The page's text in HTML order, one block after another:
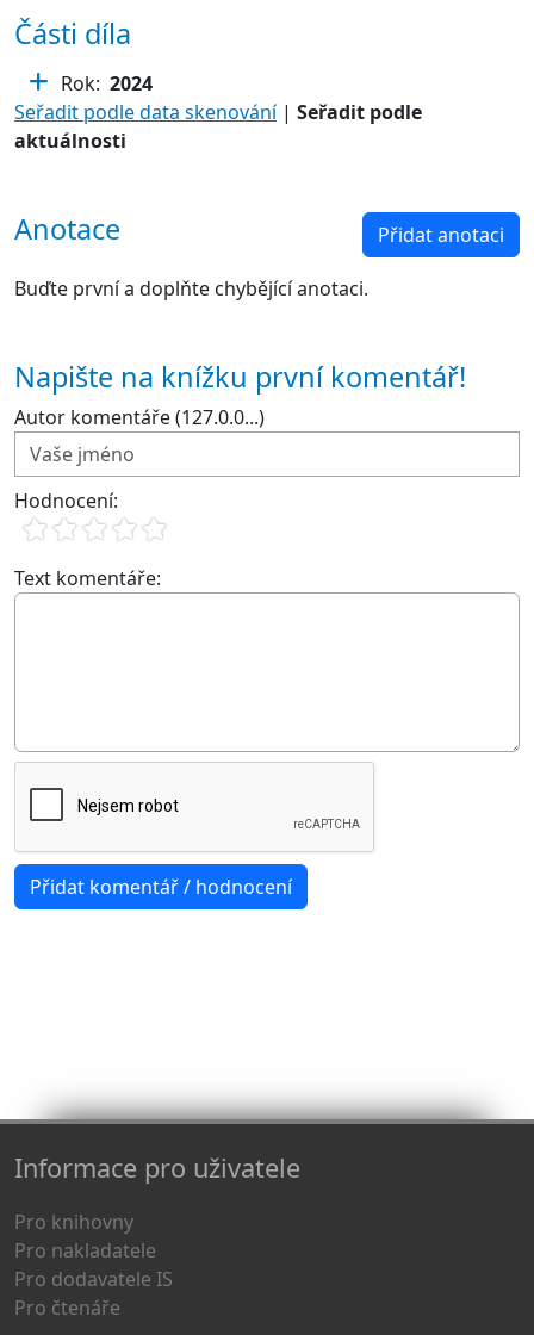
Části díla
Rok: 2024
Seřadit podle data skenování| Seřadit podle
aktuálnosti
Anotace Přidat anotaci
Buďte první a doplňte chybějící anotaci.
Napište na knížku první komentář!
Autor komentáře (127.0.0...)
Hodnocení:
Text komentáře:
Informace pro uživatele
Pro knihovny
Pro nakladatele
Pro dodavatele IS
Pro čtenáře